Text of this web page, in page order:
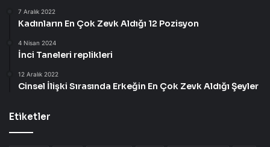
7 Aralık 2022
Kadınların En Çok Zevk Aldığı 12 Pozisyon
4 Nisan 2024
İnci Taneleri replikleri
12 Aralık 2022
Cinsel İlişki Sırasında Erkeğin En Çok Zevk Aldığı Şeyler
Etiketler